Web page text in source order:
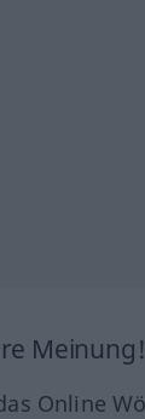
Meinung!
Online